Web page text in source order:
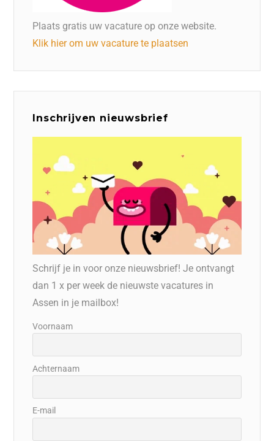
Plaats gratis uw vacature op onze website.
Klik hier om uw vacature te plaatsen
Inschrijven nieuwsbrief
Schrijf je in voor onze nieuwsbrief! Je ontvangt
dan 1 x per week de nieuwste vacatures in
Assen in je mailbox!
Voornaam
Achternaam
E-mail